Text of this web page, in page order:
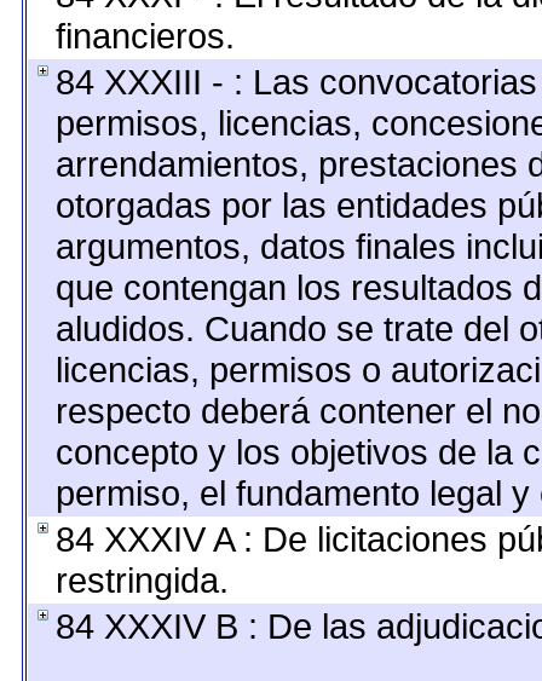
financieros.
84 XXXIII - : Las
permisos, licencias,
arrendamientos, prestaciones
otorgadas por las entidades
argumentos, datos finales
que contengan los resultados
aludidos. Cuando se trate del
licencias, permisos o
respecto deberá contener el
concepto y los objetivos de la
permiso, el fundamento legal
84 XXXIV A : De licitaciones
restringida.
84 XXXIV B : De las